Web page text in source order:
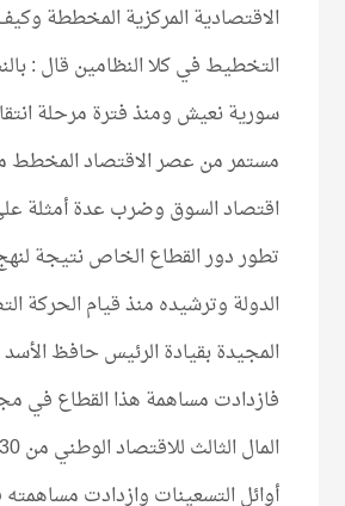
الاقتصادية المركزية المخططة
التخطيط في كلا النظامين قال :
سورية نعيش ومنذ فترة مرحلة
مستمر من عصر الاقتصاد المخطط
اقتصاد السوق وضرب عدة أمثلة
تطور دور القطاع الخاص نتيجة
الدولة وترشيده منذ قيام الحركة
فازدادت مساهمة هذا القطاع في
أوائل التسعينات وازدادت